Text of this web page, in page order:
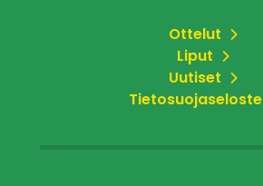
Ottelut
Liput
Uutiset
Tietosuojaseloste